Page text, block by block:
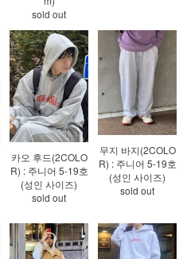
sold out
카오 후드(2COLO
R) : 주니어 5-19호
(성인 사이즈)
sold out
무지 바지(2COLO
R) : 주니어 5-19호
(성인 사이즈)
sold out